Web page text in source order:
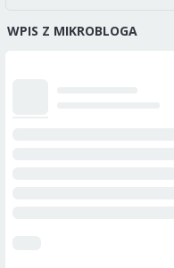
WPIS Z MIKROBLOGA